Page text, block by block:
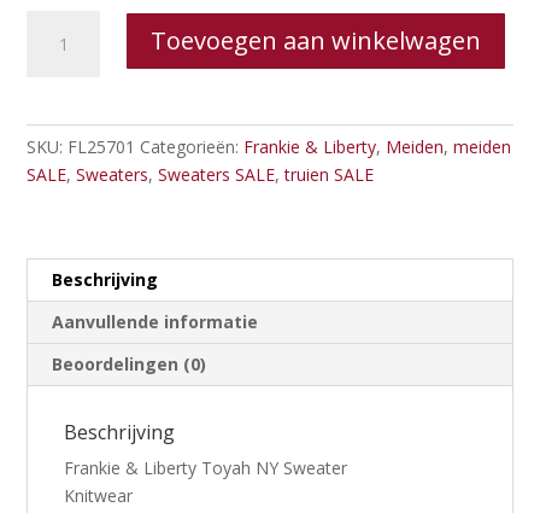
aantal
Toevoegen aan winkelwagen
SKU: FL25701 Categorieën: Frankie & Liberty, Meiden,meiden
SALE,Sweaters,Sweaters SALE,truien SALE
Beschrijving
Aanvullende informatie
Beoordelingen (0)
Beschrijving
Frankie & Liberty Toyah NY Sweater
Knitwear